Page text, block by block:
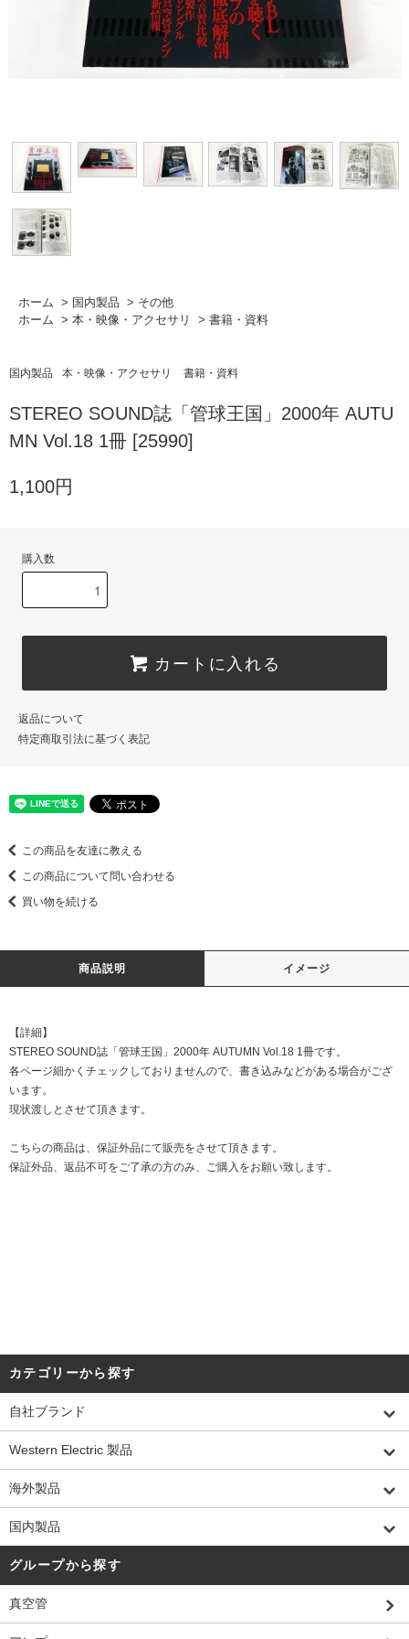
ホーム > 国内製品 > その他
ホーム > 本・映像・アクセサリ > 書籍・資料
国内製品 本・映像・アクセサリ 書籍・資料
STEREO SOUND誌「管球王国」2000年 AUTU
MN Vol.18 1冊 [25990]
1,100円
購入数
カートに入れる
返品について
特定商取引法に基づく表記
この商品を友達に教える
この商品について問い合わせる
買い物を続ける
商品説明 イメージ
【詳細】
STEREO SOUND誌「管球王国」2000年 AUTUMN Vol.18 1冊です。
各ページ細かくチェックしておりませんので、書き込みなどがある場合がござ
います。
現状渡しとさせて頂きます。
こちらの商品は、保証外品にて販売をさせて頂きます。
保証外品、返品不可をご了承の方のみ、ご購入をお願い致します。
カテゴリーから探す
自社ブランド
Western Electric 製品
海外製品
国内製品
グループから探す
真空管